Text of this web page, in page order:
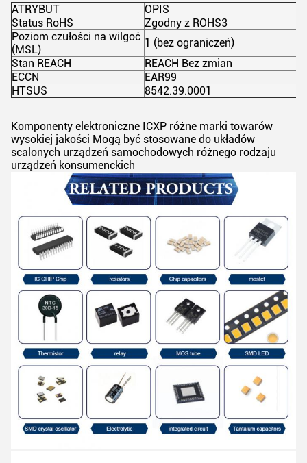
ATRYBUT
OPIS
Status RoHS
Zgodny z ROHS3
Poziom czułości na wilgoć
(MSL)
1 (bez ograniczeń)
Stan REACH
REACH Bez zmian
ECCN
EAR99
HTSUS
8542.39.0001
Komponenty elektroniczne ICXP różne marki towarów
wysokiej jakości Mogą być stosowane do układów
scalonych urządzeń samochodowych różnego rodzaju
urządzeń konsumenckich